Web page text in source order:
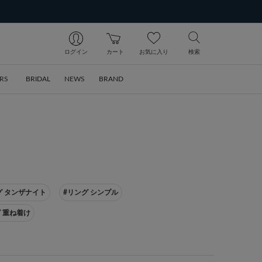
ログイン カート お気に入り 検索
BRIDAL NEWS BRAND
タンザナイト #リング シンプル
重ね着け